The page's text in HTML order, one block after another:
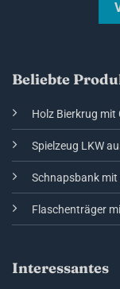
Beliebte
Holz Bierkrug mit
Spielzeug LKW
Schnapsbank mit
Flaschenträger
Interessantes